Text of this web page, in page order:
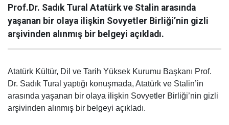
Prof.Dr. Sadık Tural Atatürk ve Stalin arasında
yaşanan bir olaya ilişkin Sovyetler Birliği’nin gizli
arşivinden alınmış bir belgeyi açıkladı.
Atatürk Kültür, Dil ve Tarih Yüksek Kurumu Başkanı Prof.
Dr. Sadık Tural yaptığı konuşmada, Atatürk ve Stalin’in
arasında yaşanan bir olaya ilişkin Sovyetler Birliği’nin gizli
arşivinden alınmış bir belgeyi açıkladı.